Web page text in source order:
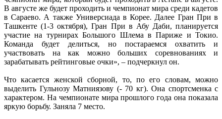
В августе же будет проходить и чемпионат мира среди кадетов
в Сараево. А также Универсиада в Корее. Далее Гран При в
Ташкенте (1-3 октября), Гран При в Абу Даби, планируется
участие на турнирах Большого Шлема в Париже и Токио.
Команда будет делиться, но постараемся охватить и
участвовать на как можно больших соревнованиях и
зарабатывать рейтинговые очки», – подчеркнул он.
Что касается женской сборной, то, по его словам, можно
выделить Гульнозу Матниязову (- 70 кг). Она спортсменка с
характером. На чемпионате мира прошлого года она показала
яркую борьбу. Заняла 7 место.